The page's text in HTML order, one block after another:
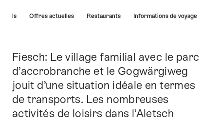
directement
points
forts
sur
page.
Offres actuelles Restaurants Informations de voyage
Introduction
Fiesch: Le village familial avec le parc
d’accrobranche et le Gogwärgiweg
jouit d’une situation idéale en termes
de transports. Les nombreuses
activités de loisirs dans l’Aletsch